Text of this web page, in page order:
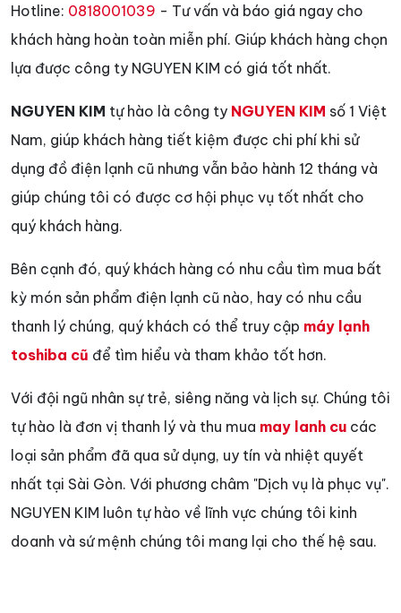
Hotline: 0818001039 - Tư vấn và báo giá ngay cho
khách hàng hoàn toàn miễn phí. Giúp khách hàng chọn
lựa được công ty NGUYEN KIM có giá tốt nhất.
NGUYEN KIM tự hào là công ty NGUYEN KIM số 1 Việt
Nam, giúp khách hàng tiết kiệm được chi phí khi sử
dụng đồ điện lạnh cũ nhưng vẫn bảo hành 12 tháng và
giúp chúng tôi có được cơ hội phục vụ tốt nhất cho
quý khách hàng.
Bên cạnh đó, quý khách hàng có nhu cầu tìm mua bất
kỳ món sản phẩm điện lạnh cũ nào, hay có nhu cầu
thanh lý chúng, quý khách có thể truy cập máy lạnh
toshiba cũ để tìm hiểu và tham khảo tốt hơn.
Với đội ngũ nhân sự trẻ, siêng năng và lịch sự. Chúng tôi
tự hào là đơn vị thanh lý và thu mua may lanh cu các
loại sản phẩm đã qua sử dụng, uy tín và nhiệt quyết
nhất tại Sài Gòn. Với phương châm "Dịch vụ là phục vụ".
NGUYEN KIM luôn tự hào về lĩnh vực chúng tôi kinh
doanh và sứ mệnh chúng tôi mang lại cho thế hệ sau.